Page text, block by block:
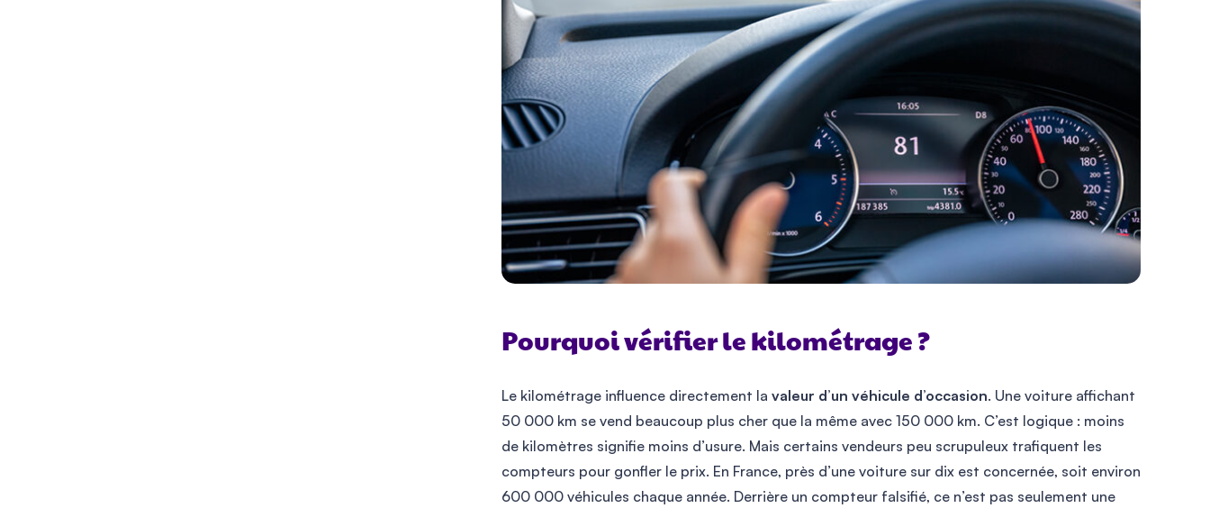
Pourquoi vérifier le kilométrage ?
Le kilométrage influence directement la valeur d’un véhicule d’occasion. Une voiture affichant
50 000 km se vend beaucoup plus cher que la même avec 150 000 km. C’est logique : moins
de kilomètres signifie moins d’usure. Mais certains vendeurs peu scrupuleux trafiquent les
compteurs pour gonfler le prix. En France, près d’une voiture sur dix est concernée, soit environ
600 000 véhicules chaque année. Derrière un compteur falsifié, ce n’est pas seulement une